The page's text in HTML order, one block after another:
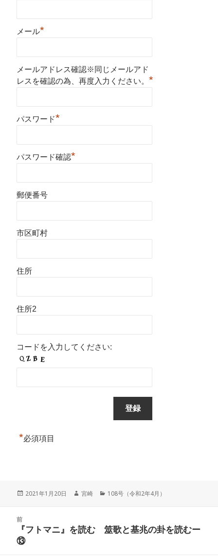
メール*
メールアドレス確認※同じメールアド
レスを確認の為、再度入力ください。*
パスワード*
パスワード確認*
郵便番号
市区町村
住所
住所2
コードを入力してください:
*必須項目
投
2021年1月20日
作
宮崎
カ
ー
108号（令和2年4月）
前
前
の
『フトマニ』を読む 筮歌と基兆の卦を読むー
⑬